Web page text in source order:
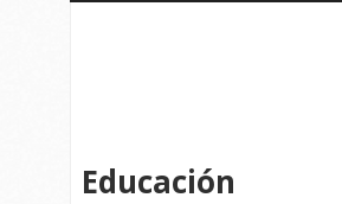
Educación